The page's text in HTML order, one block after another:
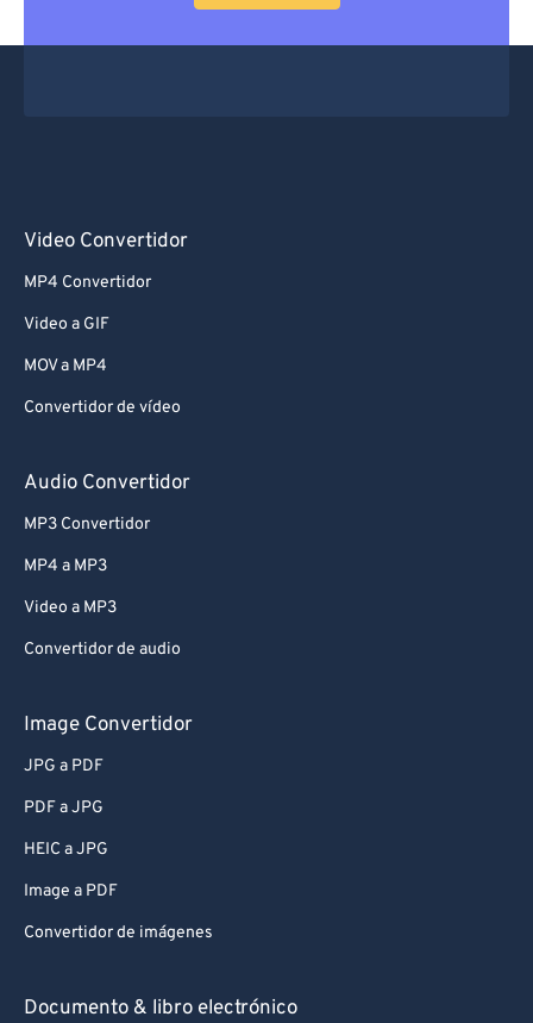
Video Convertidor
MP4 Convertidor
Video a GIF
MOV a MP4
Convertidor de vídeo
Audio Convertidor
MP3 Convertidor
MP4 a MP3
Video a MP3
Convertidor de audio
Image Convertidor
JPG a PDF
PDF a JPG
HEIC a JPG
Image a PDF
Convertidor de imágenes
Documento & libro electrónico